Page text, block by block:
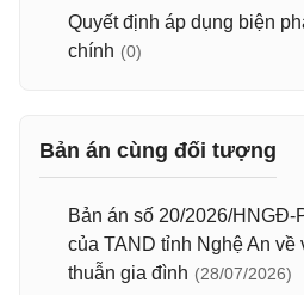
Quyết định áp dụng biện
chính (0)
Bản án cùng đối tượng
Bản án số 20/2026/HNGĐ-
của TAND tỉnh Nghệ An về
thuẫn gia đình (28/07/2026)